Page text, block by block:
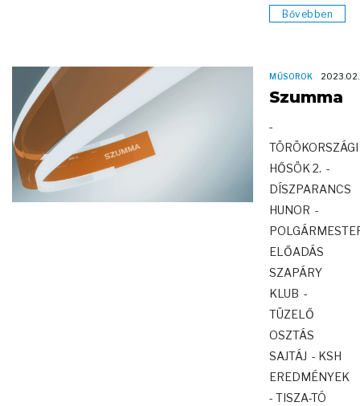
Bővebben
MŰSOROK
Szumma
-
TÖRÖKORSZÁGI
HŐSÖK 2. -
DÍSZPARANCS
HUNOR -
ELŐADÁS
SZAPÁRY
KLUB -
TÜZELŐ
OSZTÁS
SAJTÁJ - KSH
EREDMÉNYEK
- TISZA-TÓ